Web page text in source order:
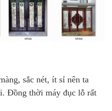
sắc nét, ít sỉ nên ta
Đồng thời máy đục lỗ rất